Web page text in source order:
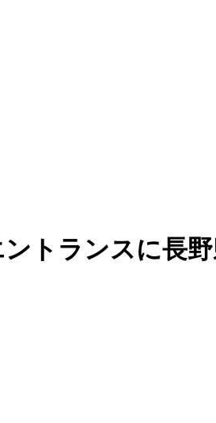
ントランスに長